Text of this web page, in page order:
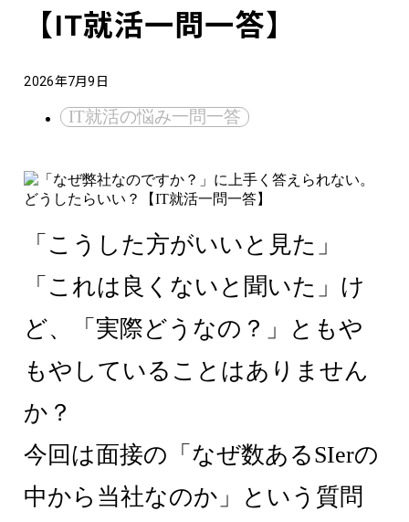
【IT就活一問一答】
2026年7月9日
IT就活の悩み一問一答
「こうした方がいいと見た」
「これは良くないと聞いた」け
ど、「実際どうなの？」ともや
もやしていることはありません
か？
今回は面接の「なぜ数あるSIerの
中から当社なのか」という質問